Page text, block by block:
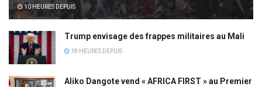
10 HEURES DEPUIS
Trump envisage des frappes militaires au Mali
18 HEURES DEPUIS
Aliko Dangote vend « AFRICA FIRST » au Premier